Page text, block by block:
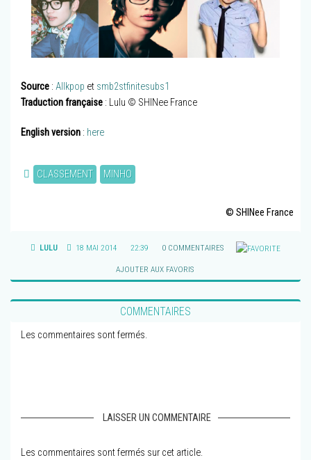
Source : Allkpop et smb2stfinitesubs1
Traduction française : Lulu © SHINee France
English version : here
CLASSEMENT MINHO
© SHINee France
LULU 18 MAI 2014 22:39 0 COMMENTAIRES
AJOUTER AUX FAVORIS
COMMENTAIRES
Les commentaires sont fermés.
LAISSER UN COMMENTAIRE
Les commentaires sont fermés sur cet article.